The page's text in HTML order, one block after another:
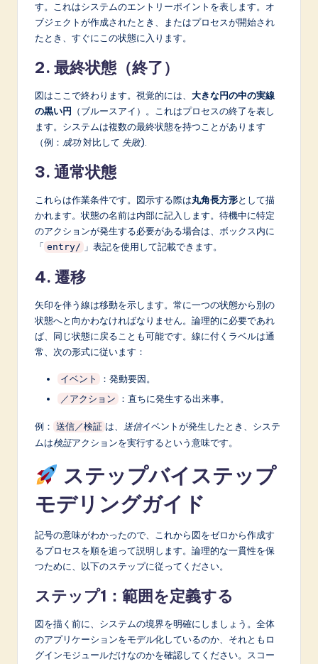
す。これはシステムのエントリーポイントを表します。オ
ブジェクトが作成されたとき、またはプロセスが開始され
たとき、すぐにこの状態に入ります。
2. 最終状態（終了）
図はここで終わります。視覚的には、 大きな円の中の実線
の黒い円 （ブルースアイ）。これはプロセスの終了を表し
ます。システムは複数の最終状態を持つことがあります
（例： 成功対比して 失敗).
3. 通常状態
これらは作業条件です。図示する際は丸角長方形として描
かれます。状態の名前は内部に記入します。待機中に特定
のアクションが発生する必要がある場合は、ボックス内に
「 entry/ 」表記を使用して記載できます。
4. 遷移
矢印を伴う線は移動を示します。常に一つの状態から別の
状態へと向かわなければなりません。論理的に必要であれ
ば、同じ状態に戻ることも可能です。線に付くラベルは通
常、次の形式に従います：
イベント ：発動要因。
／アクション ：直ちに発生する出来事。
例： 送信／検証 は、 送信イベントが発生したとき、システ
ムは検証アクションを実行するという意味です。
ステップバイステップ
モデリングガイド
記号の意味がわかったので、これから図をゼロから作成す
るプロセスを順を追って説明します。論理的な一貫性を保
つために、以下のステップに従ってください。
ステップ1：範囲を定義する
図を描く前に、システムの境界を明確にしましょう。全体
のアプリケーションをモデル化しているのか、それともロ
グインモジュールだけなのかを確認してください。スコー